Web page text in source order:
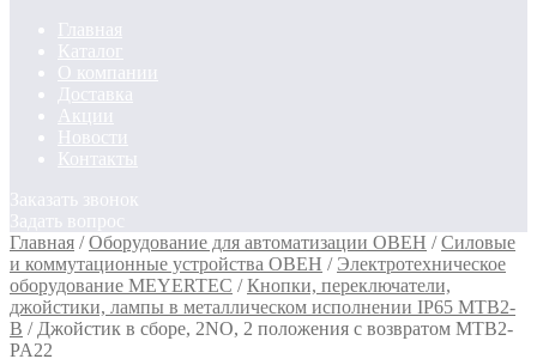
Главная
Каталог
О компании
Доставка
Акции
Новости
Контакты
Заказать звонок
Задать вопрос
Главная /Оборудование для автоматизации ОВЕН /Силовые
и коммутационные устройства ОВЕН / Электротехническое
оборудование MEYERTEC /Кнопки, переключатели,
джойстики, лампы в металлическом исполнении IP65 MTB2-
B / Джойстик в сборе, 2NO, 2 положения с возвратом MTB2-
PA22